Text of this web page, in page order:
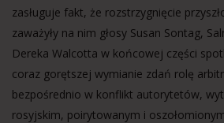
zasługuje fakt, że rozstrzygnięcie
zaważyły na nim głosy Susan Sontag,
Dereka Walcotta w końcowej części
coraz gorętszej wymianie zdań rolę
bezpośrednio w konflikt autorytetów,
rosyjskim, poirytowanym i